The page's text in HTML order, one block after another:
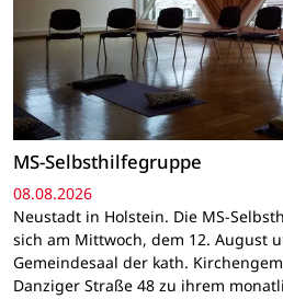
MS-Selbsthilfegruppe
08.08.2026
Neustadt in Holstein. Die MS-
sich am Mittwoch, dem 12. August
Gemeindesaal der kath.
Danziger Straße 48 zu ihrem